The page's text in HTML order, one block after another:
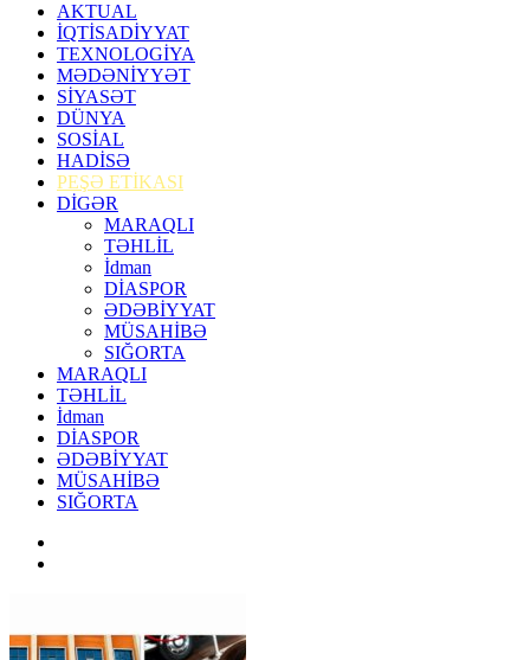
AKTUAL
İQTİSADİYYAT
TEXNOLOGİYA
MƏDƏNİYYƏT
SİYASƏT
DÜNYA
SOSİAL
HADİSƏ
PEŞƏ ETİKASI
DİGƏR
MARAQLI
TƏHLİL
İdman
DİASPOR
ƏDƏBİYYAT
MÜSAHİBƏ
SIĞORTA
MARAQLI
TƏHLİL
İdman
DİASPOR
ƏDƏBİYYAT
MÜSAHİBƏ
SIĞORTA